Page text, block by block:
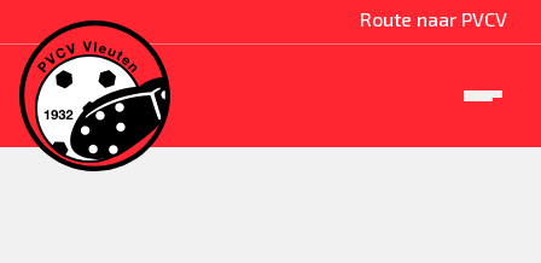
Route naar PVCV